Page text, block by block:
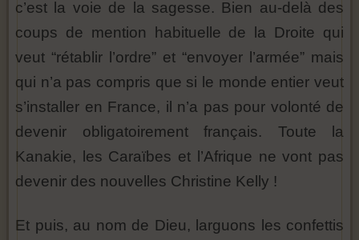
c’est la voie de la sagesse. Bien au-delà des
coups de mention habituelle de la Droite qui
veut “rétablir l’ordre” et “envoyer l’armée” mais
qui n’a pas compris que si le monde entier veut
s’installer en France, il n’a pas pour volonté de
devenir obligatoirement français. Toute la
Kanakie, les Caraïbes et l’Afrique ne vont pas
devenir des nouvelles Christine Kelly !
Et puis, au nom de Dieu, larguons les confettis